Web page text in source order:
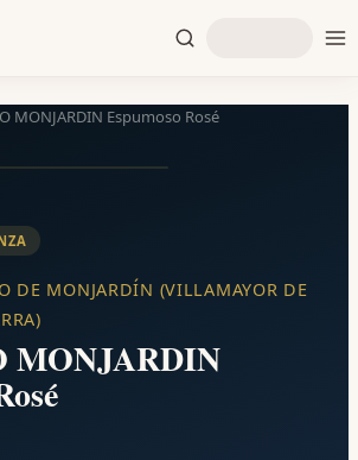
MONJARDIN Espumoso Rosé
DE MONJARDÍN (VILLAMAYOR DE
MONJARDIN